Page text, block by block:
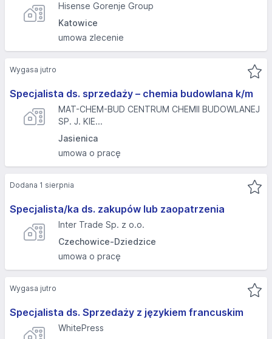
Hisense Gorenje Group
Katowice
umowa zlecenie
Specjalista ds. sprzedaży – chemia budowlana k/m
MAT-CHEM-BUD CENTRUM CHEMII BUDOWLANEJ
SP. J. KIE...
Jasienica
umowa o pracę
Wygasa jutro
Specjalista/ka ds. zakupów lub zaopatrzenia
Inter Trade Sp. z o.o.
Czechowice-Dziedzice
umowa o pracę
Dodana 1 sierpnia
Specjalista ds. Sprzedaży z językiem francuskim
WhitePress
Wygasa jutro